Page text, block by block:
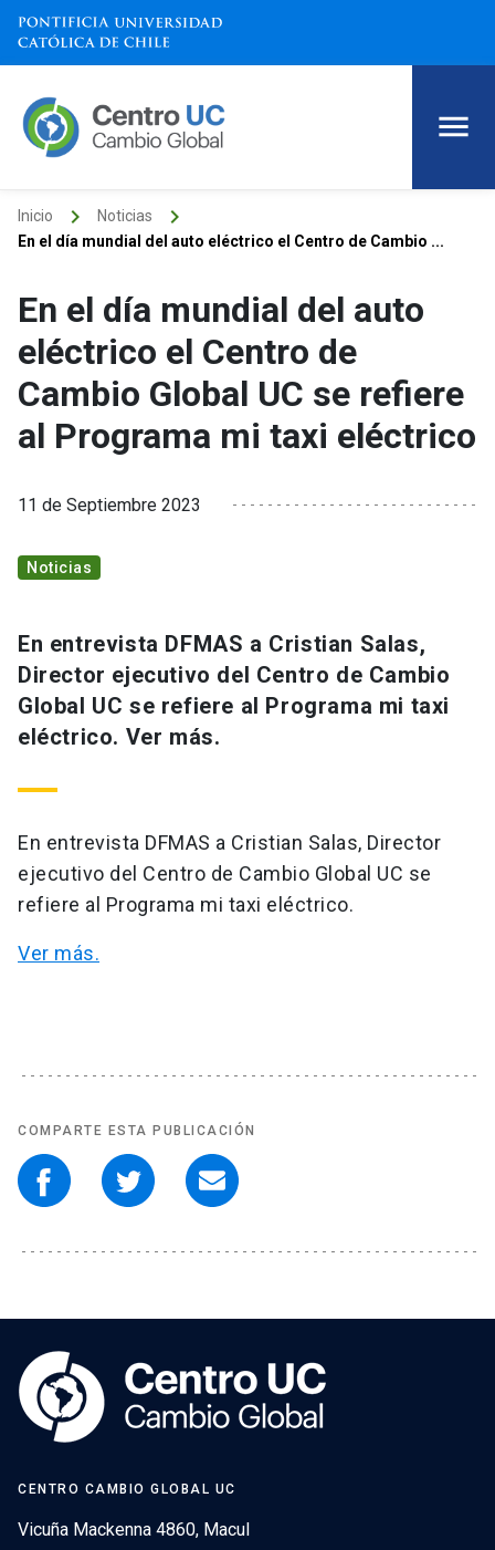
Inicio keyboard_arrow_right Noticias keyboard_arrow_right
En el día mundial del auto eléctrico el Centro de Cambio ...
En el día mundial del auto
eléctrico el Centro de
Cambio Global UC se refiere
al Programa mi taxi eléctrico
11 de Septiembre 2023
Noticias
En entrevista DFMAS a Cristian Salas,
Director ejecutivo del Centro de Cambio
Global UC se refiere al Programa mi taxi
eléctrico. Ver más.
En entrevista DFMAS a Cristian Salas, Director
ejecutivo del Centro de Cambio Global UC se
refiere al Programa mi taxi eléctrico.
Ver más.
COMPARTE ESTA PUBLICACIÓN
CENTRO CAMBIO GLOBAL UC
Vicuña Mackenna 4860, Macul